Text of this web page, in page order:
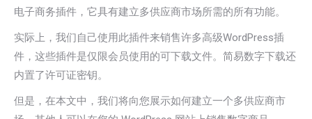
电子商务插件，它具有建立多供应商市场所需的所有功能。
实际上，我们自己使用此插件来销售许多高级WordPress插
件，这些插件是仅限会员使用的可下载文件。简易数字下载还
内置了许可证密钥。
但是，在本文中，我们将向您展示如何建立一个多供应商市